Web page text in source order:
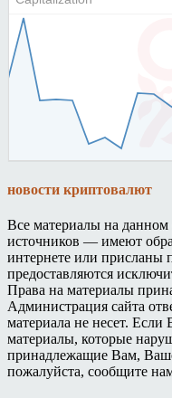
новости криптовалют
Все материалы на данном
источников — имеют
интернете или присланы
предоставляются
Права на материалы
Администрация сайта
материала не несет.
материалы, которые
принадлежащие Вам,
пожалуйста, сообщите